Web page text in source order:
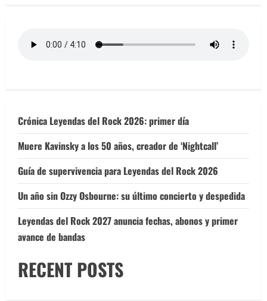
Crónica Leyendas del Rock 2026: primer día
Muere Kavinsky a los 50 años, creador de ‘Nightcall’
Guía de supervivencia para Leyendas del Rock 2026
Un año sin Ozzy Osbourne: su último concierto y despedida
Leyendas del Rock 2027 anuncia fechas, abonos y primer
avance de bandas
RECENT POSTS